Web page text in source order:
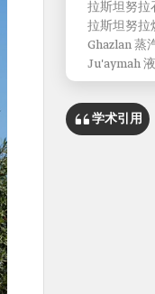
拉斯坦努拉
拉斯坦努拉
Ghazlan 蒸
Ju'aymah
学术引用